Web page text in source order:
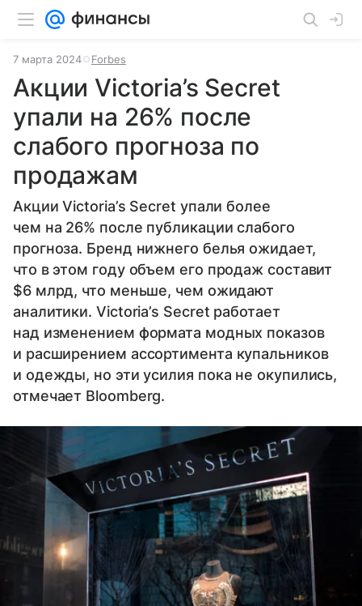
7 марта 2024 Forbes
Акции Victoria’s Secret
упали на 26% после
слабого прогноза по
продажам
Акции Victoria’s Secret упали более
чем на 26% после публикации слабого
прогноза. Бренд нижнего белья ожидает,
что в этом году объем его продаж составит
$6 млрд, что меньше, чем ожидают
аналитики. Victoria’s Secret работает
над изменением формата модных показов
и расширением ассортимента купальников
и одежды, но эти усилия пока не окупились,
отмечает Bloomberg.